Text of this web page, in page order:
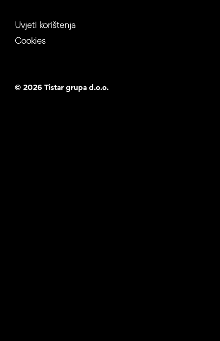
Uvjeti korištenja
Cookies
© 2026 Tistar grupa d.o.o.